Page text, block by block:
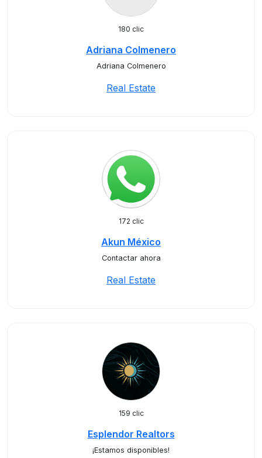
180 clic
Adriana Colmenero
Adriana Colmenero
Real Estate
172 clic
Akun México
Contactar ahora
Real Estate
159 clic
Esplendor Realtors
¡Estamos disponibles!